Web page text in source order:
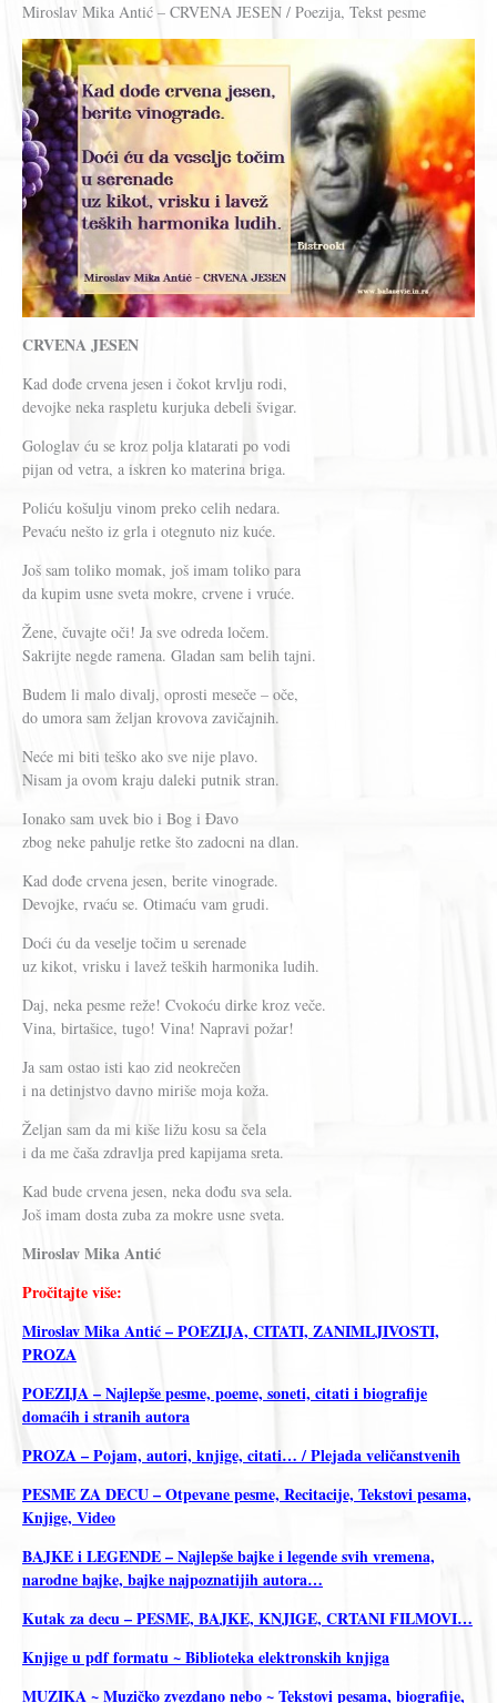
Miroslav Mika Antić – CRVENA JESEN / Poezija, Tekst pesme
CRVENA JESEN
Kad dođe crvena jesen i čokot krvlju rodi,
devojke neka raspletu kurjuka debeli švigar.
Gologlav ću se kroz polja klatarati po vodi
pijan od vetra, a iskren ko materina briga.
Poliću košulju vinom preko celih nedara.
Pevaću nešto iz grla i otegnuto niz kuće.
Još sam toliko momak, još imam toliko para
da kupim usne sveta mokre, crvene i vruće.
Žene, čuvajte oči! Ja sve odreda ločem.
Sakrijte negde ramena. Gladan sam belih tajni.
Budem li malo divalj, oprosti meseče – oče,
do umora sam željan krovova zavičajnih.
Neće mi biti teško ako sve nije plavo.
Nisam ja ovom kraju daleki putnik stran.
Ionako sam uvek bio i Bog i Đavo
zbog neke pahulje retke što zadocni na dlan.
Kad dođe crvena jesen, berite vinograde.
Devojke, rvaću se. Otimaću vam grudi.
Doći ću da veselje točim u serenade
uz kikot, vrisku i lavež teških harmonika ludih.
Daj, neka pesme reže! Cvokoću dirke kroz veče.
Vina, birtašice, tugo! Vina! Napravi požar!
Ja sam ostao isti kao zid neokrečen
i na detinjstvo davno miriše moja koža.
Željan sam da mi kiše ližu kosu sa čela
i da me čaša zdravlja pred kapijama sreta.
Kad bude crvena jesen, neka dođu sva sela.
Još imam dosta zuba za mokre usne sveta.
Miroslav Mika Antić
Pročitajte više:
Miroslav Mika Antić – POEZIJA, CITATI, ZANIMLJIVOSTI,
PROZA
POEZIJA – Najlepše pesme, poeme, soneti, citati i biografije
domaćih i stranih autora
PROZA – Pojam, autori, knjige, citati… / Plejada veličanstvenih
PESME ZA DECU – Otpevane pesme, Recitacije, Tekstovi pesama,
Knjige, Video
BAJKE i LEGENDE – Najlepše bajke i legende svih vremena,
narodne bajke, bajke najpoznatijih autora…
Kutak za decu – PESME, BAJKE, KNJIGE, CRTANI FILMOVI…
Knjige u pdf formatu ~ Biblioteka elektronskih knjiga
MUZIKA ~ Muzičko zvezdano nebo ~ Tekstovi pesama, biografije,